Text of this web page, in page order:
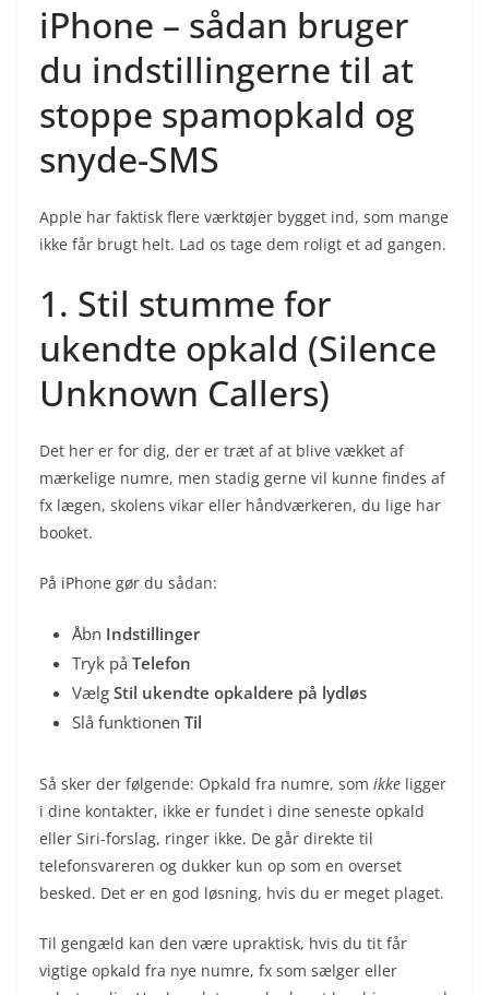
iPhone – sådan bruger
du indstillingerne til at
stoppe spamopkald og
snyde-SMS
Apple har faktisk flere værktøjer bygget ind, som mange
ikke får brugt helt. Lad os tage dem roligt et ad gangen.
1. Stil stumme for
ukendte opkald (Silence
Unknown Callers)
Det her er for dig, der er træt af at blive vækket af
mærkelige numre, men stadig gerne vil kunne findes af
fx lægen, skolens vikar eller håndværkeren, du lige har
booket.
På iPhone gør du sådan:
Åbn Indstillinger
Tryk på Telefon
Vælg Stil ukendte opkaldere på lydløs
Slå funktionen Til
Så sker der følgende: Opkald fra numre, som ikke ligger
i dine kontakter, ikke er fundet i dine seneste opkald
eller Siri-forslag, ringer ikke. De går direkte til
telefonsvareren og dukker kun op som en overset
besked. Det er en god løsning, hvis du er meget plaget.
Til gengæld kan den være upraktisk, hvis du tit får
vigtige opkald fra nye numre, fx som sælger eller